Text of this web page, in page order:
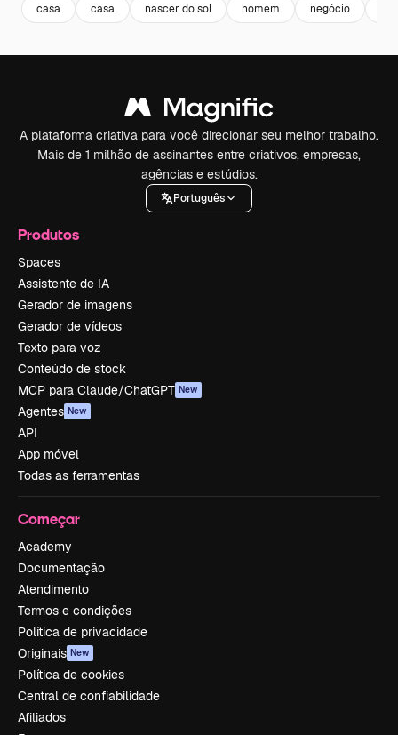
casa casa nascer do sol homem negócio
A plataforma criativa para você direcionar seu melhor trabalho.
Mais de 1 milhão de assinantes entre criativos, empresas,
agências e estúdios.
Português
Produtos
Spaces
Assistente de IA
Gerador de imagens
Gerador de vídeos
Texto para voz
Conteúdo de stock
MCP para Claude/ChatGPT New
Agentes New
API
App móvel
Todas as ferramentas
Começar
Academy
Documentação
Atendimento
Termos e condições
Política de privacidade
Originais New
Política de cookies
Central de confiabilidade
Afiliados